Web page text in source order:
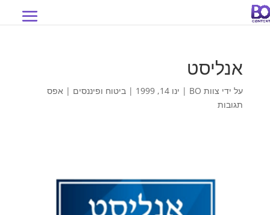
אנליסט
על ידי צוות BO | ינו 14, 1999 | ביטוח ופיננסים | אפס
תגובות